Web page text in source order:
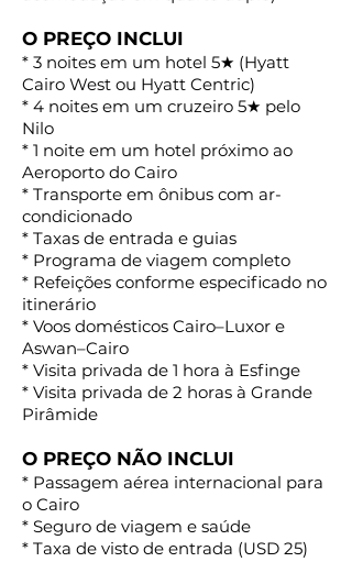
O PREÇO INCLUI
* 3 noites em um hotel 5★ (Hyatt
Cairo West ou Hyatt Centric)
* 4 noites em um cruzeiro 5★ pelo
Nilo
* 1 noite em um hotel próximo ao
Aeroporto do Cairo
* Transporte em ônibus com ar-
condicionado
* Taxas de entrada e guias
* Programa de viagem completo
* Refeições conforme especificado no
itinerário
* Voos domésticos Cairo–Luxor e
Aswan–Cairo
* Visita privada de 1 hora à Esfinge
* Visita privada de 2 horas à Grande
Pirâmide
O PREÇO NÃO INCLUI
* Passagem aérea internacional para
o Cairo
* Seguro de viagem e saúde
* Taxa de visto de entrada (USD 25)